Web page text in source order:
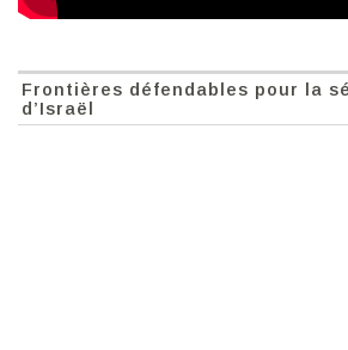
Frontières défendables pour la
d’Israël